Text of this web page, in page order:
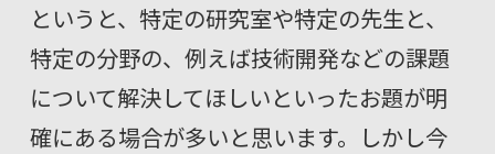
というと、特定の研究室や特定の先生と、
特定の分野の、例えば技術開発などの課題
について解決してほしいといったお題が明
確にある場合が多いと思います。しかし今